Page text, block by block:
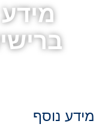
מידע נוסף